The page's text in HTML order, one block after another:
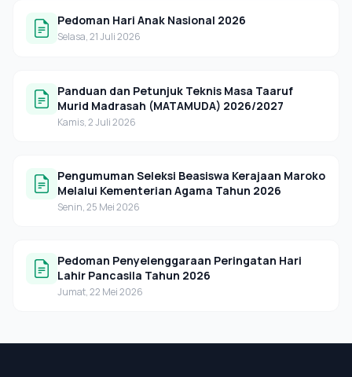
Pedoman Hari Anak Nasional 2026
Selasa, 21 Juli 2026
Panduan dan Petunjuk Teknis Masa Taaruf
Murid Madrasah (MATAMUDA) 2026/2027
Kamis, 2 Juli 2026
Pengumuman Seleksi Beasiswa Kerajaan Maroko
Melalui Kementerian Agama Tahun 2026
Senin, 25 Mei 2026
Pedoman Penyelenggaraan Peringatan Hari
Lahir Pancasila Tahun 2026
Jumat, 22 Mei 2026